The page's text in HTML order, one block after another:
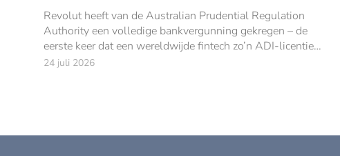
Revolut heeft van de Australian Prudential Regulation
Authority een volledige bankvergunning gekregen – de
eerste keer dat een wereldwijde fintech zo’n ADI-licentie
bemachtigt.
24 juli 2026